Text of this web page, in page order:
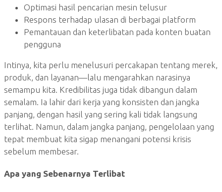
Optimasi hasil pencarian mesin telusur
Respons terhadap ulasan di berbagai platform
Pemantauan dan keterlibatan pada konten buatan
pengguna
Intinya, kita perlu menelusuri percakapan tentang merek,
produk, dan layanan—lalu mengarahkan narasinya
semampu kita. Kredibilitas juga tidak dibangun dalam
semalam. Ia lahir dari kerja yang konsisten dan jangka
panjang, dengan hasil yang sering kali tidak langsung
terlihat. Namun, dalam jangka panjang, pengelolaan yang
tepat membuat kita sigap menangani potensi krisis
sebelum membesar.
Apa yang Sebenarnya Terlibat